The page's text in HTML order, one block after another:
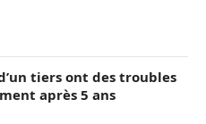
tiers ont des troubles
après 5 ans